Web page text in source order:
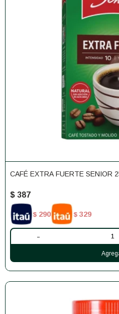
CAFÉ EXTRA FUERTE SENIOR
$ 387
$ 290 $ 329
-